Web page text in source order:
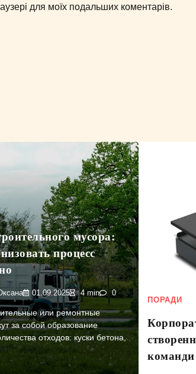
для моїх подальших коментарів.
мусора:
процесс
01.09.2025 4 min 0
или ремонтные
за собой образование
отходов: куски бетона,
ПОРАДИ
команди